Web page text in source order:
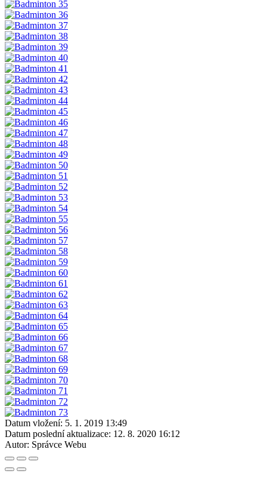
Datum vložení: 5. 1. 2019 13:49
Datum poslední aktualizace: 12. 8. 2020 16:12
Autor: Správce Webu